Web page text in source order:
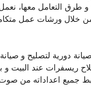
و طرق التعامل معها،
خلال ورشات عمل
دورية لتصليح و
ريسفرات عند البيت و
جميع اعداداته من صوت